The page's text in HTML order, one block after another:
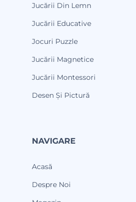
Jucării Din Lemn
Jucării Educative
Jocuri Puzzle
Jucării Magnetice
Jucării Montessori
Desen Și Pictură
NAVIGARE
Acasă
Despre Noi